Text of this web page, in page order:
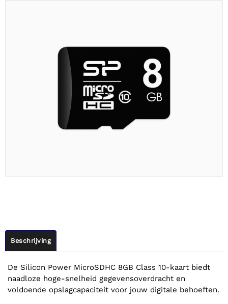
Beschrijving
De Silicon Power MicroSDHC 8GB Class 10-kaart biedt
naadloze hoge-snelheid gegevensoverdracht en
voldoende opslagcapaciteit voor jouw digitale behoeften.